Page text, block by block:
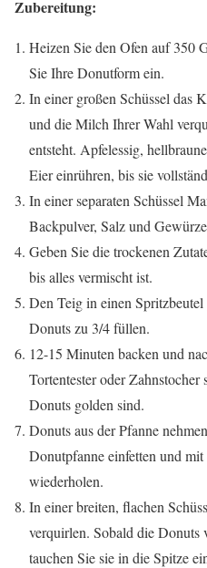
Zubereitung:
Heizen Sie den Ofen auf 350
Sie Ihre Donutform ein.
In einer großen Schüssel das
und die Milch Ihrer Wahl
entsteht. Apfelessig,
Eier einrühren, bis sie
In einer separaten Schüssel
Backpulver, Salz und
Geben Sie die trockenen
bis alles vermischt ist.
Den Teig in einen
Donuts zu 3/4 füllen.
12-15 Minuten backen und
Tortentester oder
Donuts golden sind.
Donuts aus der Pfanne
Donutpfanne einfetten und
wiederholen.
In einer breiten, flachen
verquirlen. Sobald die Donuts
tauchen Sie sie in die Spitze